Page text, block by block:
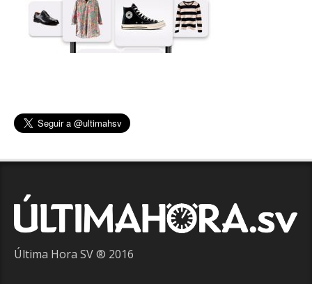
Última Hora SV ® 2016